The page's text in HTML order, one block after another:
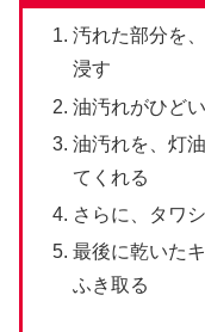
汚れた部分を
浸す
油汚れがひど
油汚れを、灯
てくれる
さらに、タワ
最後に乾いた
ふき取る